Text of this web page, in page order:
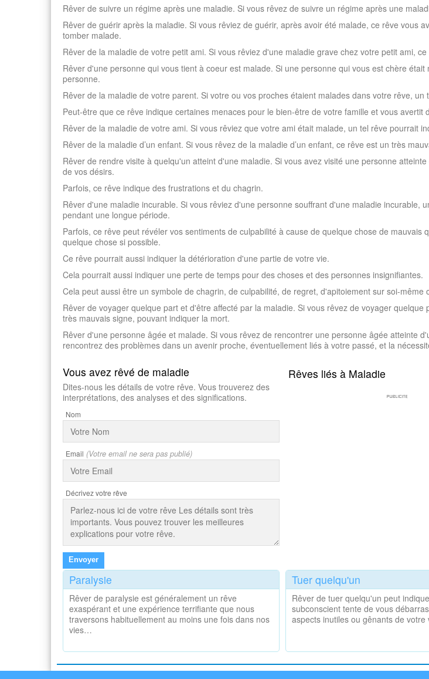
Rêver de suivre un régime après une maladie. Si vous rêvez de suivre un régime après une
Rêver de guérir après la maladie. Si vous rêviez de guérir, après avoir été malade, ce rêve vous
tomber malade.
Rêver de la maladie de votre petit ami. Si vous rêviez d'une maladie grave chez votre petit ami,
Rêver d'une personne qui vous tient à coeur est malade. Si une personne qui vous est chère
personne.
Rêver de la maladie de votre parent. Si votre ou vos proches étaient malades dans votre rêve,
Peut-être que ce rêve indique certaines menaces pour le bien-être de votre famille et vous
Rêver de la maladie de votre ami. Si vous rêviez que votre ami était malade, un tel rêve pourrait
Rêver de la maladie d’un enfant. Si vous rêvez de la maladie d’un enfant, ce rêve est un très
Rêver de rendre visite à quelqu'un atteint d'une maladie. Si vous avez visité une personne
de vos désirs.
Parfois, ce rêve indique des frustrations et du chagrin.
Rêver d'une maladie incurable. Si vous rêviez d'une personne souffrant d'une maladie
pendant une longue période.
Parfois, ce rêve peut révéler vos sentiments de culpabilité à cause de quelque chose de
quelque chose si possible.
Ce rêve pourrait aussi indiquer la détérioration d'une partie de votre vie.
Cela pourrait aussi indiquer une perte de temps pour des choses et des personnes insignifiantes.
Cela peut aussi être un symbole de chagrin, de culpabilité, de regret, d'apitoiement sur soi-même
Rêver de voyager quelque part et d'être affecté par la maladie. Si vous rêvez de voyager
très mauvais signe, pouvant indiquer la mort.
Rêver d'une personne âgée et malade. Si vous rêvez de rencontrer une personne âgée atteinte
rencontrez des problèmes dans un avenir proche, éventuellement liés à votre passé, et la
Vous avez rêvé de maladie
Dites-nous les détails de votre rêve. Vous trouverez des
interprétations, des analyses et des significations.
Nom
Email (Votre email ne sera pas publié)
Décrivez votre rêve
Envoyer
Rêves liés à Maladie
Paralysie
Rêver de paralysie est généralement un rêve
exaspérant et une expérience terrifiante que nous
traversons habituellement au moins une fois dans nos
vies…
Tuer quelqu'un
Rêver de tuer quelqu'un peut
subconscient tente de vous
aspects inutiles ou gênants de